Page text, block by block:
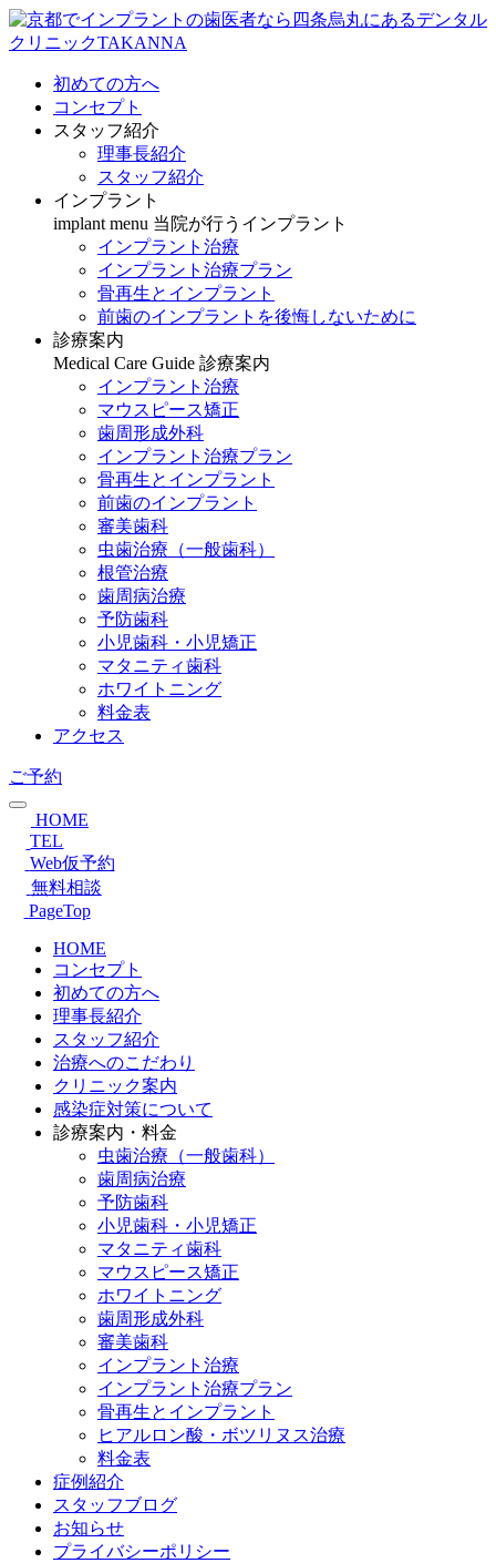
初めての方へ
コンセプト
スタッフ紹介
理事長紹介
スタッフ紹介
インプラント
implant menu 当院が行うインプラント
インプラント治療
インプラント治療プラン
骨再生とインプラント
前歯のインプラントを後悔しないために
診療案内
Medical Care Guide 診療案内
インプラント治療
マウスピース矯正
歯周形成外科
インプラント治療プラン
骨再生とインプラント
前歯のインプラント
審美歯科
虫歯治療（一般歯科）
根管治療
歯周病治療
予防歯科
小児歯科・小児矯正
マタニティ歯科
ホワイトニング
料金表
アクセス
ご予約
HOME
TEL
Web仮予約
無料相談
PageTop
HOME
コンセプト
初めての方へ
理事長紹介
スタッフ紹介
治療へのこだわり
クリニック案内
感染症対策について
診療案内・料金
虫歯治療（一般歯科）
歯周病治療
予防歯科
小児歯科・小児矯正
マタニティ歯科
マウスピース矯正
ホワイトニング
歯周形成外科
審美歯科
インプラント治療
インプラント治療プラン
骨再生とインプラント
ヒアルロン酸・ボツリヌス治療
料金表
症例紹介
スタッフブログ
お知らせ
プライバシーポリシー